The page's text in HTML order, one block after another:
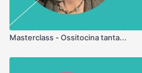
- Donne 50+ anni:
rallentamento
muscolare e dell'elasticità della
Masterclass - Ossitocina tanta...